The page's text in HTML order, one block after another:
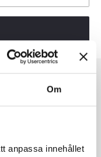
Om
anpassa innehållet
91H